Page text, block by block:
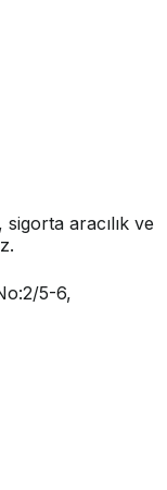
aracılık ve
5-6,